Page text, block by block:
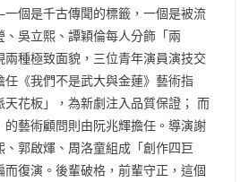
個是千古傳聞的標籤，一個是被流
吳立熙、譚穎倫每人分飾「兩
種極致面貌，三位青年演員演技交
《我們不是武大與金蓮》藝術指
花板」，為新劇注入品質保證； 而
的藝術顧問則由阮兆輝擔任。導演謝
郭啟煇、周洛童組成「創作四巨
復演。後輩破格，前輩守正，這個